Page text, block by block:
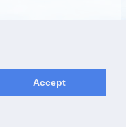
Accept